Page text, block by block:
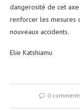
dangerosité de cet
renforcer les mesures
nouveaux accidents.
Elie Katshiamu
0